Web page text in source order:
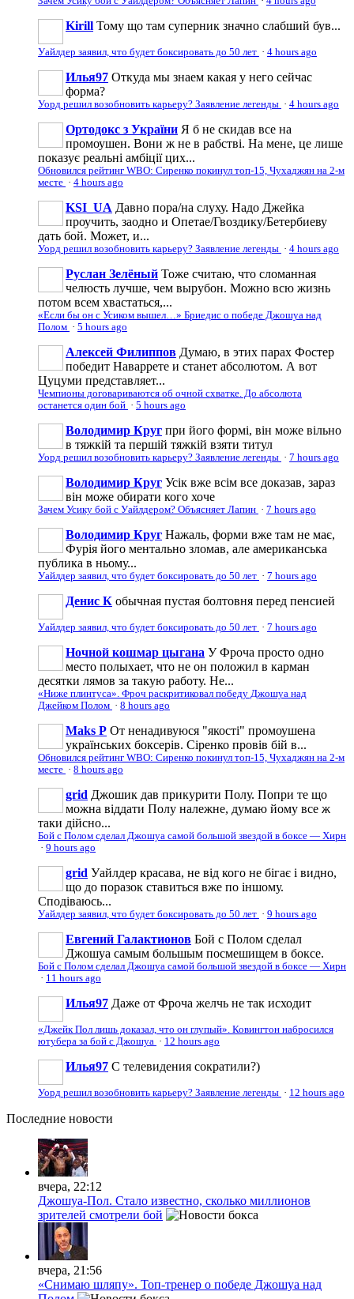
Kirill Тому що там суперник значно слабший був...
Уайлдер заявил, что будет боксировать до 50 лет · 4 hours ago
Илья97 Откуда мы знаем какая у него сейчас
форма?
Уорд решил возобновить карьеру? Заявление легенды · 4 hours ago
Ортодокс з України Я б не скидав все на
промоушен. Вони ж не в рабстві. На мене, це лише
показує реальні амбіції цих...
Обновился рейтинг WBO: Сиренко покинул топ-15, Чухаджян на 2-м
месте · 4 hours ago
KSI_UA Давно пора/на слуху. Надо Джейка
проучить, заодно и Опетае/Гвоздику/Бетербиеву
дать бой. Может, и...
Уорд решил возобновить карьеру? Заявление легенды · 4 hours ago
Руслан Зелёный Тоже считаю, что сломанная
челюсть лучше, чем вырубон. Можно всю жизнь
потом всем хвастаться,...
«Если бы он с Усиком вышел…» Бриедис о победе Джошуа над
Полом · 5 hours ago
Алексей Филиппов Думаю, в этих парах Фостер
победит Наваррете и станет абсолютом. А вот
Цуцуми представляет...
Чемпионы договариваются об очной схватке. До абсолюта
останется один бой · 5 hours ago
Володимир Круг при його формі, він може вільно
в тяжкій та першій тяжкій взяти титул
Уорд решил возобновить карьеру? Заявление легенды · 7 hours ago
Володимир Круг Усік вже всім все доказав, зараз
він може обирати кого хоче
Зачем Усику бой с Уайлдером? Объясняет Лапин · 7 hours ago
Володимир Круг Нажаль, форми вже там не має,
Фурія його ментально зломав, але американська
публика в ньому...
Уайлдер заявил, что будет боксировать до 50 лет · 7 hours ago
Денис К обычная пустая болтовня перед пенсией
Уайлдер заявил, что будет боксировать до 50 лет · 7 hours ago
Ночной кошмар цыгана У Фроча просто одно
место полыхает, что не он положил в карман
десятки лямов за такую работу. Не...
«Ниже плинтуса». Фроч раскритиковал победу Джошуа над
Джейком Полом · 8 hours ago
Maks P От ненадивуюся "якості" промоушена
українських боксерів. Сіренко провів бій в...
Обновился рейтинг WBO: Сиренко покинул топ-15, Чухаджян на 2-м
месте · 8 hours ago
grid Джошик дав прикурити Полу. Попри те що
можна віддати Полу належне, думаю йому все ж
таки дійсно...
Бой с Полом сделал Джошуа самой большой звездой в боксе — Хирн
· 9 hours ago
grid Уайлдер красава, не від кого не бігає і видно,
що до поразок ставиться вже по іншому.
Сподіваюсь...
Уайлдер заявил, что будет боксировать до 50 лет · 9 hours ago
Евгений Галактионов Бой с Полом сделал
Джошуа самым большым посмешищем в боксе.
Бой с Полом сделал Джошуа самой большой звездой в боксе — Хирн
· 11 hours ago
Илья97 Даже от Фроча желчь не так исходит
«Джейк Пол лишь доказал, что он глупый». Ковингтон набросился
ютубера за бой с Джошуа · 12 hours ago
Илья97 С телевидения сократили?)
Уорд решил возобновить карьеру? Заявление легенды · 12 hours ago
Последние новости
вчера, 22:12
Джошуа-Пол. Стало известно, сколько миллионов
зрителей смотрели бой
вчера, 21:56
«Снимаю шляпу». Топ-тренер о победе Джошуа над